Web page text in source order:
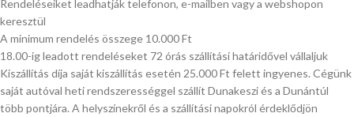
Rendeléseiket leadhatják telefonon, e-mailben vagy a webshopon
keresztül
A minimum rendelés összege 10.000 Ft
18.00-ig leadott rendeléseket 72 órás szállítási határidővel vállaljuk
Kiszállítás díja saját kiszállítás esetén 25.000 Ft felett ingyenes. Cégünk
saját autóval heti rendszerességgel szállít Dunakeszi és a Dunántúl
több pontjára. A helyszínekről és a szállítási napokról érdeklődjön